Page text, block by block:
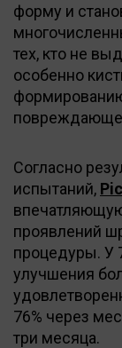
форму и
тех, кто не
особенно
Согласно
испытаний,
проявлений
процедуры. У
улучшения
76% через
три месяца.